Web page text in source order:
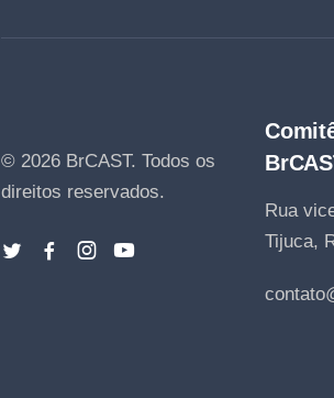
© 2026 BrCAST. Todos os
direitos reservados.
Rua
Tijuca,